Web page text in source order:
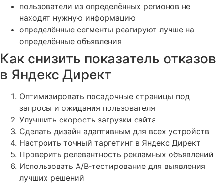
пользователи из определённых регионов не
находят нужную информацию
определённые сегменты реагируют лучше на
определённые объявления
Как снизить показатель отказов
в Яндекс Директ
Оптимизировать посадочные страницы под
запросы и ожидания пользователя
Улучшить скорость загрузки сайта
Сделать дизайн адаптивным для всех устройств
Настроить точный таргетинг в Яндекс Директ
Проверить релевантность рекламных объявлений
Использовать A/B‑тестирование для выявления
лучших решений